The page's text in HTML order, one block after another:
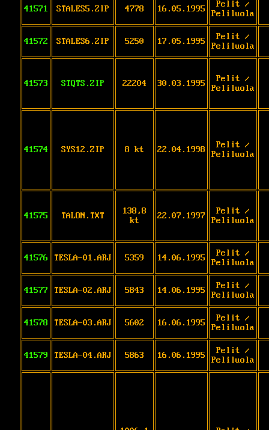
41571 STALES5.ZIP 4778 16.05.1995
Pelit /
Peliluola
41572 STALES6.ZIP 5250 17.05.1995
Pelit /
Peliluola
41573 STQTS.ZIP 22204 30.03.1995
Pelit /
Peliluola
41574 SYS12.ZIP 8 kt 22.04.1998
Pelit /
Peliluola
41575 TALON.TXT
138,8
kt
22.07.1997
Pelit /
Peliluola
41576 TESLA-01.ARJ 5359 14.06.1995
Pelit /
Peliluola
41577 TESLA-02.ARJ 5843 14.06.1995
Pelit /
Peliluola
41578 TESLA-03.ARJ 5602 16.06.1995
Pelit /
Peliluola
41579 TESLA-04.ARJ 5863 16.06.1995
Pelit /
Peliluola